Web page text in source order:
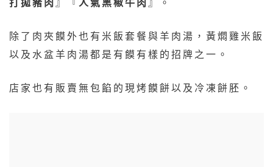
打拋豬肉 』『 人氣黑椒牛肉 』。
除了肉夾饃外也有米飯套餐與羊肉湯，黃燜雞米飯
以及水盆羊肉湯都是有饃有樣的招牌之一。
店家也有販賣無包餡的現烤饃餅以及冷凍餅胚。